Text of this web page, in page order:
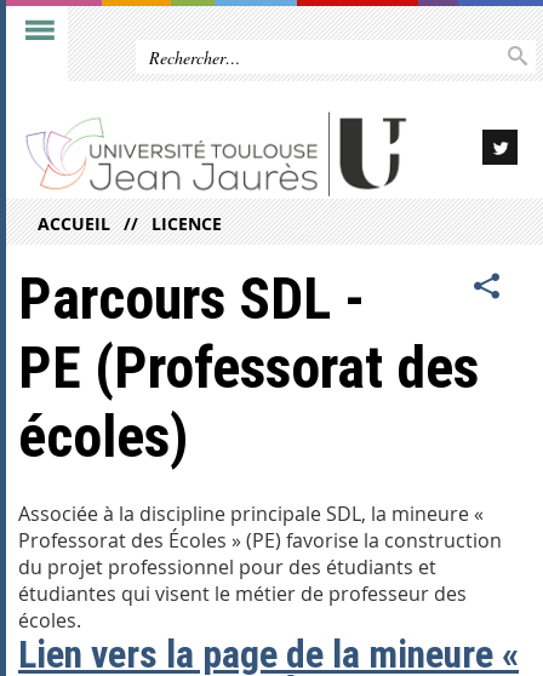
ACCUEIL LICENCE
Parcours SDL -
PE (Professorat des
écoles)
Associée à la discipline principale SDL, la mineure «
Professorat des Écoles » (PE) favorise la construction
du projet professionnel pour des étudiants et
étudiantes qui visent le métier de professeur des
écoles.
Lien vers la page de la mineure «